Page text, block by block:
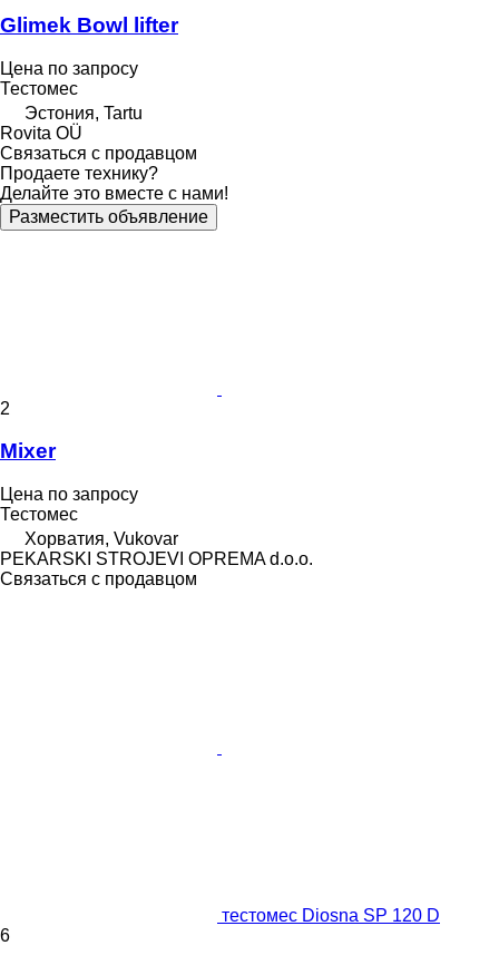
Glimek Bowl lifter
Цена по запросу
Тестомес
Эстония, Tartu
Rovita OÜ
Связаться с продавцом
Продаете технику?
Делайте это вместе с нами!
Разместить объявление
2
Mixer
Цена по запросу
Тестомес
Хорватия, Vukovar
PEKARSKI STROJEVI OPREMA d.o.o.
Связаться с продавцом
тестомес Diosna SP 120 D
6